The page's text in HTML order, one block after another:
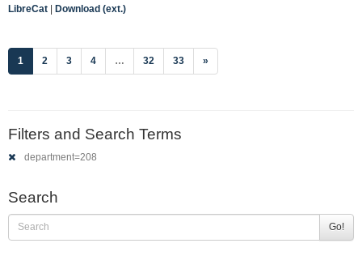
LibreCat | Download (ext.)
1 (current)
2 3 4 … 32 33 »
Filters and Search Terms
department=208
Search
Go!